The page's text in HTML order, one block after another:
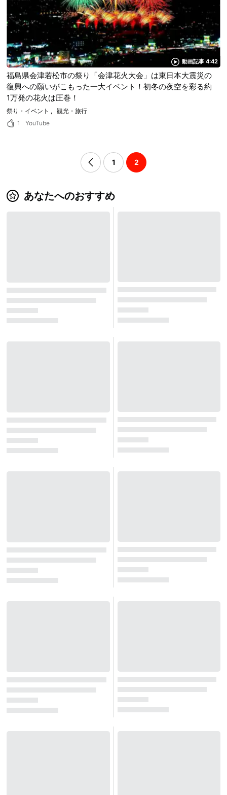
動画記事 4:42
福島県会津若松市の祭り「会津花火大会」は東日本大震災の
復興への願いがこもった一大イベント！初冬の夜空を彩る約
1万発の花火は圧巻！
祭り・イベント
観光・旅行
1
YouTube
1 2
あなたへのおすすめ